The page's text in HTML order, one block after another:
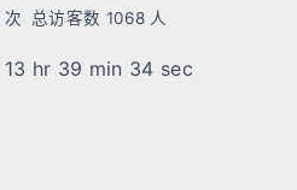
次 总访客数 1068人
13 hr 39 min 34 sec